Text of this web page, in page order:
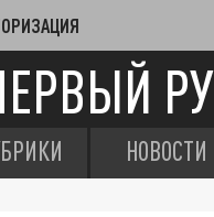
НОВОСТИ